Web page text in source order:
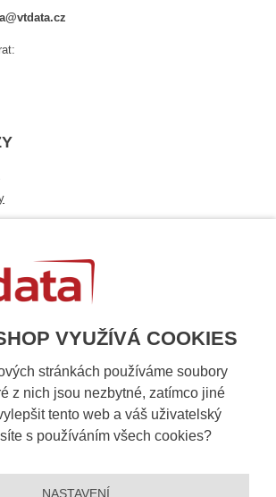
VYUŽÍVÁ COOKIES
stránkách používáme soubory
z nich jsou nezbytné, zatímco jiné
tento web a váš uživatelský
s používáním všech cookies?
NASTAVENÍ
zboží